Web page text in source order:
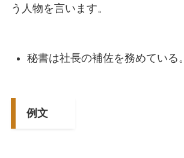
う人物を言います。
秘書は社長の補佐を務めている。
例文